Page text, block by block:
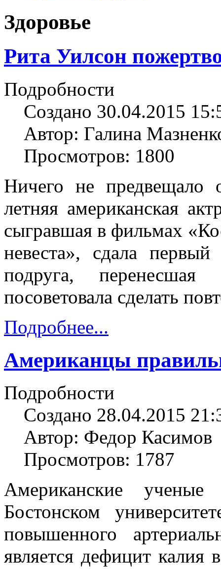
Здоровье
Рита Уилсон
Подробности
Создано 30.04.2015
Автор: Галина
Просмотров: 1800
Ничего не предвещало
летняя американская
сыгравшая в фильмах
невеста», сдала
подруга, перенесшая
посоветовала сделать
Подробнее...
Американцы
Подробности
Создано 28.04.2015
Автор: Федор Касимов
Просмотров: 1787
Американские
Бостонском
повышенного
является дефицит калия